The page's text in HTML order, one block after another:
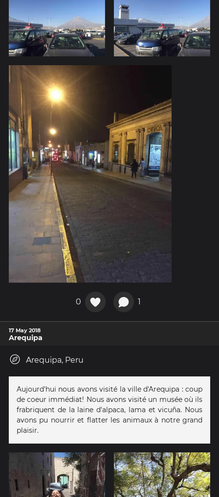
0 1
17 May 2018
Arequipa
Arequipa, Peru
Aujourd'hui nous avons visité la ville d'Arequipa : coup
de coeur immédiat! Nous avons visité un musée où ils
frabriquent de la laine d'alpaca, lama et vicuña. Nous
avons pu nourrir et flatter les animaux à notre grand
plaisir.